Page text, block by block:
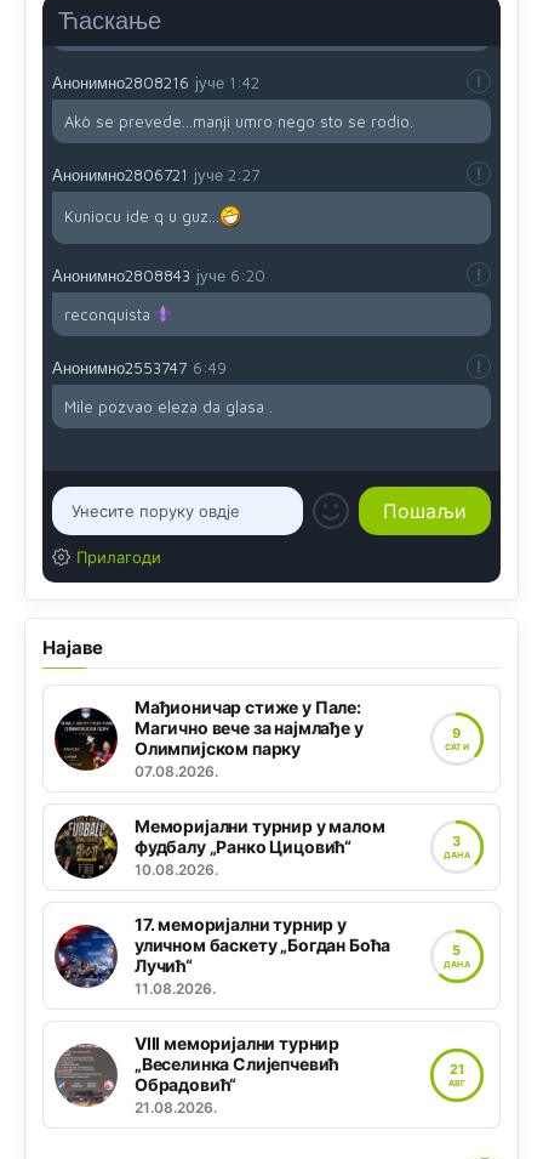
Ћаскање
i mi tebi želimo dug život i tešku bolest
Анонимно2808216 јуче 1:42
Akò se prevede...manji umro nego sto se rodio.
Анонимно2806721 јуче 2:27
Kuniocu ide q u guz...
Анонимно2808843 јуче 6:20
reconquista
Анонимно2553747 6:49
Mile pozvao eleza da glasa .
Прилагоди
Најаве
Мађионичар стиже у Пале:
Магично вече за најмлађе у
Олимпијском парку
07.08.2026.
9
САТИ
Меморијални турнир у малом
фудбалу „Ранко Цицовић“
10.08.2026.
3
ДАНА
17. меморијални турнир у
уличном баскету „Богдан Боћа
Лучић“
11.08.2026.
5
ДАНА
VIII меморијални турнир
„Веселинка Слијепчевић
Обрадовић“
21.08.2026.
21
АВГ